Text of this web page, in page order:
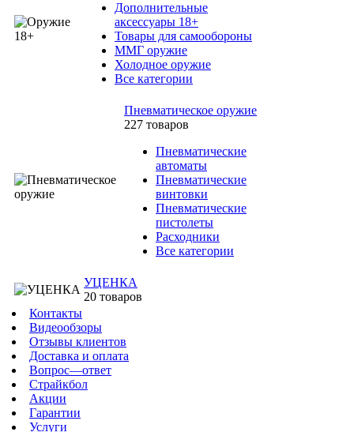
Дополнительные
аксессуары 18+
Товары для самообороны
ММГ оружие
Холодное оружие
Все категории
Пневматическое оружие
227 товаров
Пневматические
автоматы
Пневматические
винтовки
Пневматические
пистолеты
Расходники
Все категории
УЦЕНКА
20 товаров
Контакты
Видеообзоры
Отзывы клиентов
Доставка и оплата
Вопрос—ответ
Страйкбол
Акции
Гарантии
Услуги